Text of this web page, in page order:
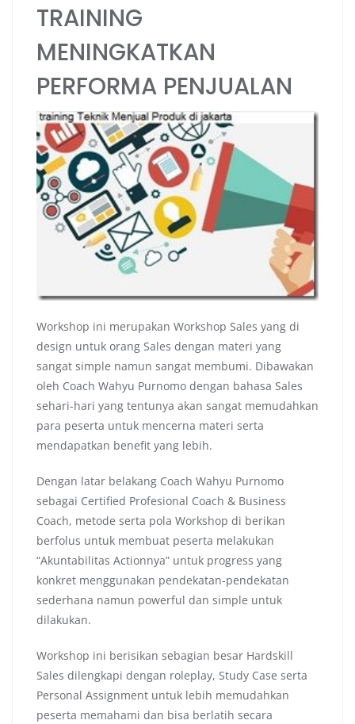
TRAINING
MENINGKATKAN
PERFORMA PENJUALAN
Workshop ini merupakan Workshop Sales yang di
design untuk orang Sales dengan materi yang
sangat simple namun sangat membumi. Dibawakan
oleh Coach Wahyu Purnomo dengan bahasa Sales
sehari-hari yang tentunya akan sangat memudahkan
para peserta untuk mencerna materi serta
mendapatkan benefit yang lebih.
Dengan latar belakang Coach Wahyu Purnomo
sebagai Certified Profesional Coach & Business
Coach, metode serta pola Workshop di berikan
berfolus untuk membuat peserta melakukan
“Akuntabilitas Actionnya” untuk progress yang
konkret menggunakan pendekatan-pendekatan
sederhana namun powerful dan simple untuk
dilakukan.
Workshop ini berisikan sebagian besar Hardskill
Sales dilengkapi dengan roleplay, Study Case serta
Personal Assignment untuk lebih memudahkan
peserta memahami dan bisa berlatih secara